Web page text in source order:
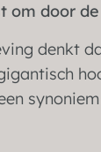
om door
denkt